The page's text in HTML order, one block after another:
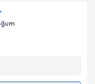
uzmandan randevu
e-posta ile